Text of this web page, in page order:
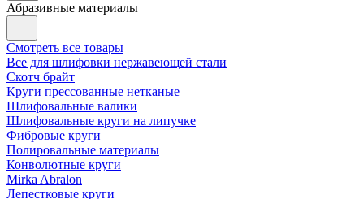
Абразивные материалы
Смотреть все товары
Все для шлифовки нержавеющей стали
Скотч брайт
Круги прессованные нетканые
Шлифовальные валики
Шлифовальные круги на липучке
Фибровые круги
Полировальные материалы
Конволютные круги
Mirka Abralon
Лепестковые круги